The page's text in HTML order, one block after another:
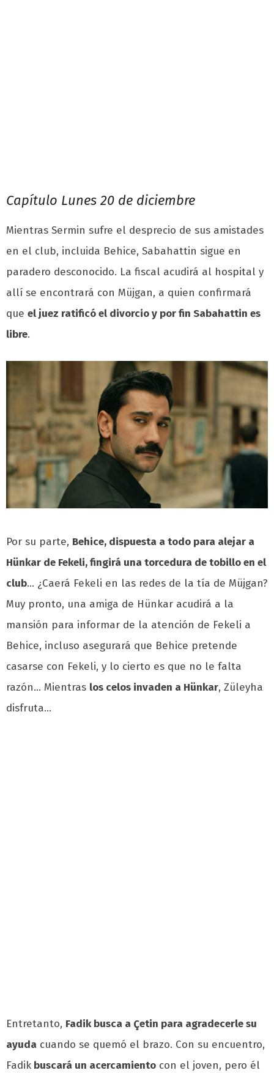
Capítulo Lunes 20 de diciembre
Mientras Sermin sufre el desprecio de sus amistades
en el club, incluida Behice, Sabahattin sigue en
paradero desconocido. La fiscal acudirá al hospital y
allí se encontrará con Müjgan, a quien confirmará
que el juez ratificó el divorcio y por fin Sabahattin es
libre.
Por su parte, Behice, dispuesta a todo para alejar a
Hünkar de Fekeli, fingirá una torcedura de tobillo en el
club… ¿Caerá Fekeli en las redes de la tía de Müjgan?
Muy pronto, una amiga de Hünkar acudirá a la
mansión para informar de la atención de Fekeli a
Behice, incluso asegurará que Behice pretende
casarse con Fekeli, y lo cierto es que no le falta
razón… Mientras los celos invaden a Hünkar, Züleyha
disfruta…
Entretanto, Fadik busca a Çetin para agradecerle su
ayuda cuando se quemó el brazo. Con su encuentro,
Fadik buscará un acercamiento con el joven, pero él